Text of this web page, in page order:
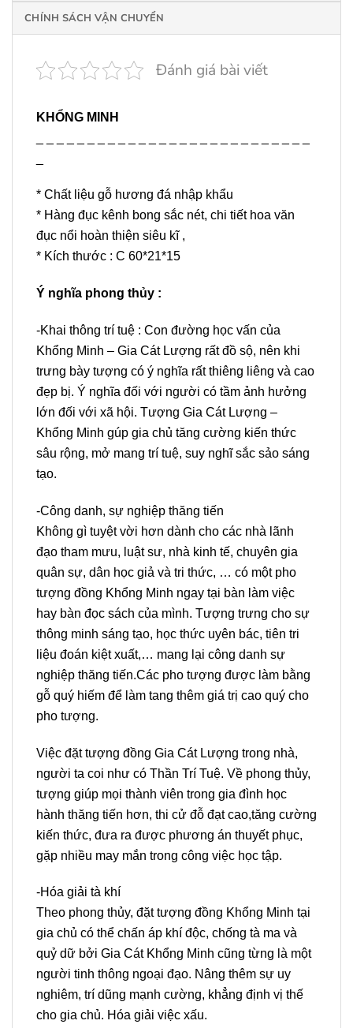
CHÍNH SÁCH VẬN CHUYỂN
Đánh giá bài viết
KHỔNG MINH
* Chất liệu gỗ hương đá nhập khẩu
* Hàng đục kênh bong sắc nét, chi tiết hoa văn
đục nổi hoàn thiện siêu kĩ ,
* Kích thước : C 60*21*15
Ý nghĩa phong thủy :
-Khai thông trí tuệ : Con đường học vấn của
Khổng Minh – Gia Cát Lượng rất đồ sộ, nên khi
trưng bày tượng có ý nghĩa rất thiêng liêng và cao
đẹp bị. Ý nghĩa đối với người có tầm ảnh hưởng
lớn đối với xã hội. Tượng Gia Cát Lượng –
Khổng Minh gúp gia chủ tăng cường kiến thức
sâu rộng, mở mang trí tuệ, suy nghĩ sắc sảo sáng
tạo.
-Công danh, sự nghiệp thăng tiến
Không gì tuyệt vời hơn dành cho các nhà lãnh
đạo tham mưu, luật sư, nhà kinh tế, chuyên gia
quân sự, dân học giả và tri thức, … có một pho
tượng đồng Khổng Minh ngay tại bàn làm việc
hay bàn đọc sách của mình. Tượng trưng cho sự
thông minh sáng tạo, học thức uyên bác, tiên tri
liệu đoán kiệt xuất,… mang lại công danh sự
nghiệp thăng tiến.Các pho tượng được làm bằng
gỗ quý hiếm để làm tang thêm giá trị cao quý cho
pho tượng.
Việc đặt tượng đồng Gia Cát Lượng trong nhà,
người ta coi như có Thần Trí Tuệ. Về phong thủy,
tượng giúp mọi thành viên trong gia đình học
hành thăng tiến hơn, thi cử đỗ đạt cao,tăng cường
kiến thức, đưa ra được phương án thuyết phục,
gặp nhiều may mắn trong công việc học tập.
-Hóa giải tà khí
Theo phong thủy, đặt tượng đồng Khổng Minh tại
gia chủ có thể chấn áp khí độc, chống tà ma và
quỷ dữ bởi Gia Cát Khổng Minh cũng từng là một
người tinh thông ngoại đạo. Nâng thêm sự uy
nghiêm, trí dũng mạnh cường, khẳng định vị thế
cho gia chủ. Hóa giải việc xấu.